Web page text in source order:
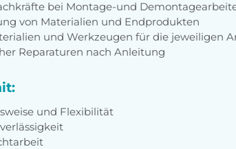
bei Montage-und
von Materialien und Endprodukten
und Werkzeugen für die jeweiligen
Reparaturen nach Anleitung
und Flexibilität